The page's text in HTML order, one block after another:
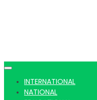
INTERNATIONAL
NATIONAL